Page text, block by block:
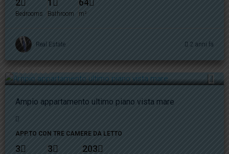
2
Bedrooms
1
Bathroom
64
m²
Real Estate 2 anni fa
480.000€
Ampio appartamento ultimo piano vista mare
APP.TO CON TRE CAMERE DA LETTO
3 3 203